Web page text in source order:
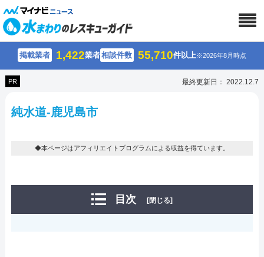
掲載業者 1,422業者相談件数 55,710件以上※2026年8月時点
PR 最終更新日： 2022.12.7
純水道-鹿児島市
◆本ページはアフィリエイトプログラムによる収益を得ています。
目次 [閉じる]